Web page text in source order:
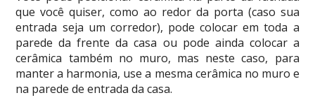
que você quiser, como ao redor da porta (caso sua
entrada seja um corredor), pode colocar em toda a
parede da frente da casa ou pode ainda colocar a
cerâmica também no muro, mas neste caso, para
manter a harmonia, use a mesma cerâmica no muro e
na parede de entrada da casa.